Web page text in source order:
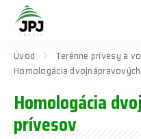
Úvod Terénne prívesy a
Homologácia
Homologácia
prívesov